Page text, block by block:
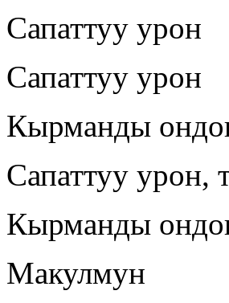
Сапаттуу урон
Сапаттуу урон
Кырманды
Сапаттуу урон,
Кырманды
Макулмун